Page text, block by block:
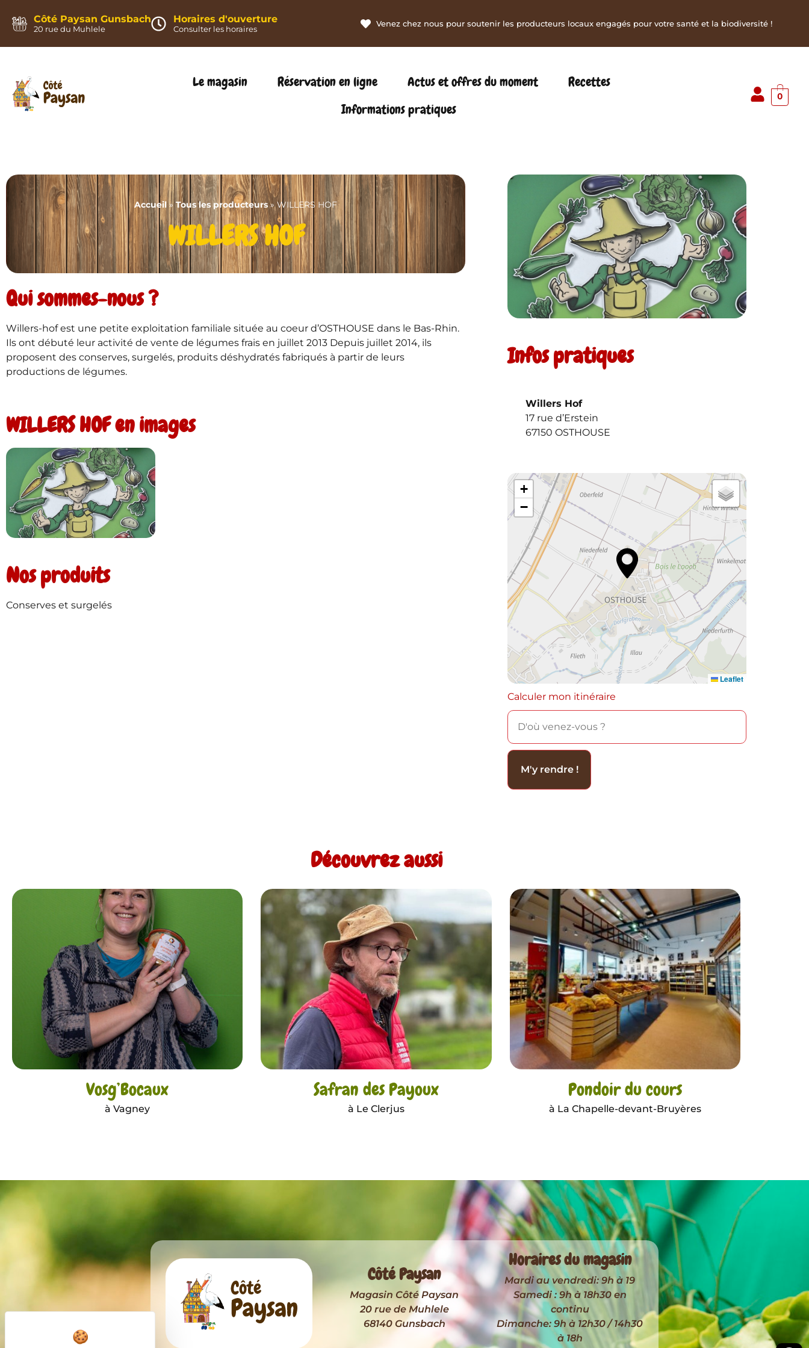
Côté Paysan Gunsbach
20 rue du Muhlele
Horaires d'ouverture
Consulter les horaires
Venez chez nous pour soutenir les producteurs locaux engagés pour votre santé et la biodiversité !
Le magasin Réservation en ligne Actus et offres du moment
Recettes
Informations pratiques
0
Accueil»Tous les producteurs»WILLERS HOF
WILLERS HOF
Qui sommes-nous ?
Willers-hof est une petite exploitation familiale située au coeur d’OSTHOUSE dans le Bas-Rhin.
Ils ont débuté leur activité de vente de légumes frais en juillet 2013 Depuis juillet 2014, ils
proposent des conserves, surgelés, produits déshydratés fabriqués à partir de leurs
productions de légumes.
WILLERS HOF en images
Nos produits
Conserves et surgelés
Infos pratiques
Willers Hof
17 rue d’Erstein
67150 OSTHOUSE
+
−
Leaflet
Calculer mon itinéraire
Découvrez aussi
Vosg’Bocaux
à Vagney
Safran des Payoux
à Le Clerjus
Pondoir du cours
à La Chapelle-devant-Bruyères
Côté Paysan
Magasin Côté Paysan
20 rue de Muhlele
68140 Gunsbach
Horaires du magasin
Mardi au vendredi: 9h à 19
Samedi : 9h à 18h30 en
continu
Dimanche: 9h à 12h30 / 14h30
à 18h